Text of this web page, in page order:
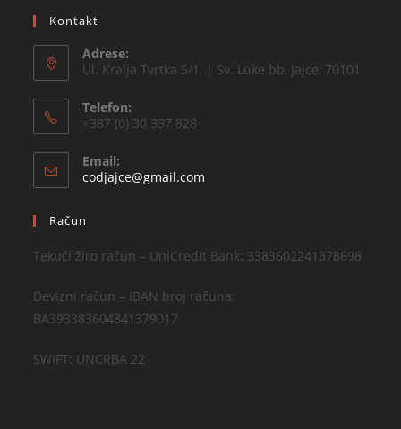
Kontakt
Adrese:
Ul. Kralja Tvrtka 5/1, | Sv. Luke bb, Jajce, 70101
Telefon:
+387 (0) 30 337 828
Email:
codjajce@gmail.com
Račun
Tekući žiro račun – UniCredit Bank: 3383602241378698
Devizni račun – IBAN broj računa:
BA393383604841379017
SWIFT: UNCRBA 22